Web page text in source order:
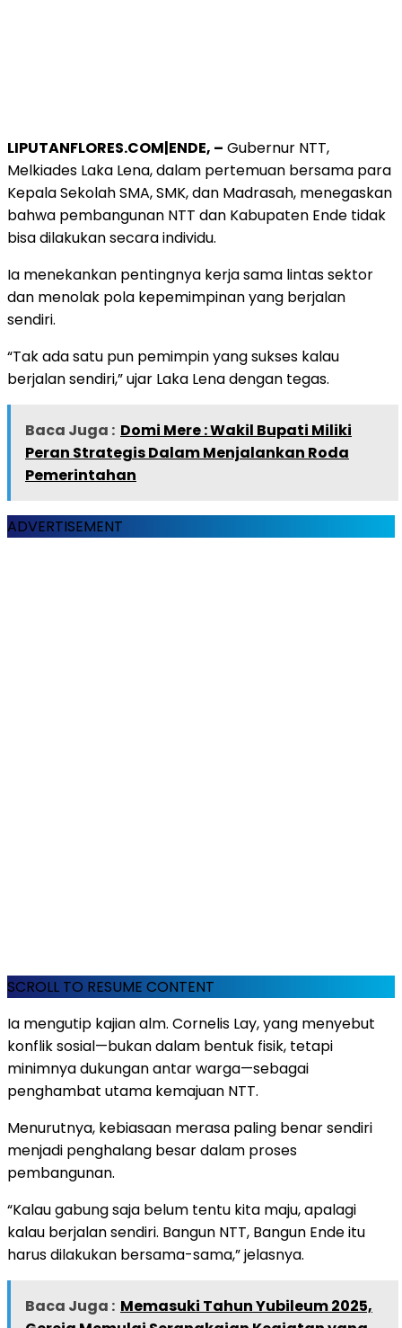
LIPUTANFLORES.COM|ENDE, – Gubernur NTT,
Melkiades Laka Lena, dalam pertemuan bersama para
Kepala Sekolah SMA, SMK, dan Madrasah, menegaskan
bahwa pembangunan NTT dan Kabupaten Ende tidak
bisa dilakukan secara individu.
Ia menekankan pentingnya kerja sama lintas sektor
dan menolak pola kepemimpinan yang berjalan
sendiri.
“Tak ada satu pun pemimpin yang sukses kalau
berjalan sendiri,” ujar Laka Lena dengan tegas.
Baca Juga : Domi Mere : Wakil Bupati Miliki
Peran Strategis Dalam Menjalankan Roda
Pemerintahan
ADVERTISEMENT
SCROLL TO RESUME CONTENT
Ia mengutip kajian alm. Cornelis Lay, yang menyebut
konflik sosial—bukan dalam bentuk fisik, tetapi
minimnya dukungan antar warga—sebagai
penghambat utama kemajuan NTT.
Menurutnya, kebiasaan merasa paling benar sendiri
menjadi penghalang besar dalam proses
pembangunan.
“Kalau gabung saja belum tentu kita maju, apalagi
kalau berjalan sendiri. Bangun NTT, Bangun Ende itu
harus dilakukan bersama-sama,” jelasnya.
Baca Juga : Memasuki Tahun Yubileum 2025,